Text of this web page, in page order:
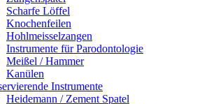
Scharfe Löffel
Knochenfeilen
Hohlmeisselzangen
Instrumente für Parodontologie
Meißel / Hammer
Kanülen
Instrumente
Heidemann / Zement Spatel